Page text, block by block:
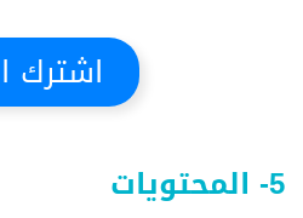
اشترك
5- المحتويات